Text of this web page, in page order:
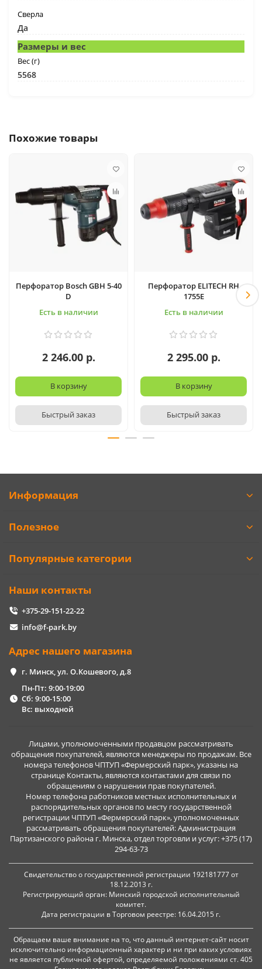
Сверла
Да
Размеры и вес
Вес (г)
5568
Похожие товары
Перфоратор Bosch GBH 5-40
D
Есть в наличии
2 246.00 р.
В корзину
Быстрый заказ
Перфоратор ELITECH RH
1755E
Есть в наличии
2 295.00 р.
В корзину
Быстрый заказ
Информация
Полезное
Популярные категории
Наши контакты
+375-29-151-22-22
info@f-park.by
Адрес нашего магазина
г. Минск, ул. О.Кошевого, д.8
Пн-Пт: 9:00-19:00
Сб: 9:00-15:00
Вс: выходной
Лицами, уполномоченными продавцом рассматривать
обращения покупателей, являются менеджеры по продажам. Все
номера телефонов ЧПТУП «Фермерский парк», указаны на
странице Контакты, являются контактами для связи по
обращениям о нарушении прав покупателей.
Номер телефона работников местных исполнительных и
распорядительных органов по месту государственной
регистрации ЧПТУП «Фермерский парк», уполномоченных
рассматривать обращения покупателей: Администрация
Партизанского района г. Минска, отдел торговли и услуг: +375 (17)
294-63-73
Свидетельство о государственной регистрации 192181777 от
18.12.2013 г.
Регистрирующий орган: Минский городской исполнительный
комитет.
Дата регистрации в Торговом реестре: 16.04.2015 г.
Обращаем ваше внимание на то, что данный интернет-сайт носит
исключительно информационный характер и ни при каких условиях
не является публичной офертой, определяемой положениями ст. 405